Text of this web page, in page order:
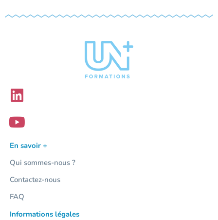
En savoir +
Qui sommes-nous ?
Contactez-nous
FAQ
Informations légales